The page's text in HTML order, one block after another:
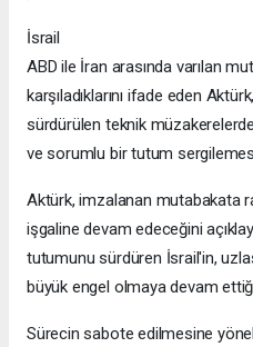
İsrail
ABD ile İran arasında varılan
karşıladıklarını ifade eden
sürdürülen teknik
ve sorumlu bir tutum
Aktürk, imzalanan mutabakata
işgaline devam edeceğini
tutumunu sürdüren İsrail'in,
büyük engel olmaya devam
Sürecin sabote edilmesine